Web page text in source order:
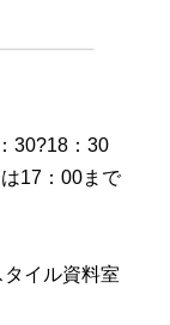
30?18：30
17：00まで
イル資料室